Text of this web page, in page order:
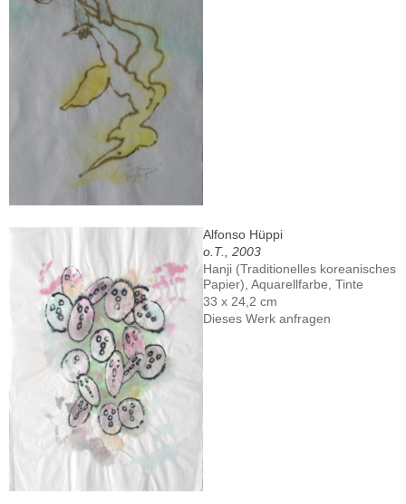
Alfonso Hüppi
o.T., 2003
Hanji (Traditionelles koreanisches
Papier), Aquarellfarbe, Tinte
33 x 24,2 cm
Dieses Werk anfragen